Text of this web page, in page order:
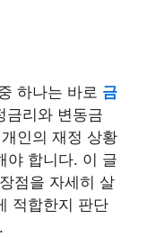
하나는 바로 금
금리와 변동금
인의 재정 상황
야 합니다. 이 글
점을 자세히 살
적합한지 판단